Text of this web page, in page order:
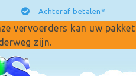
betalen*
vervoerders kan uw pakket
zijn.